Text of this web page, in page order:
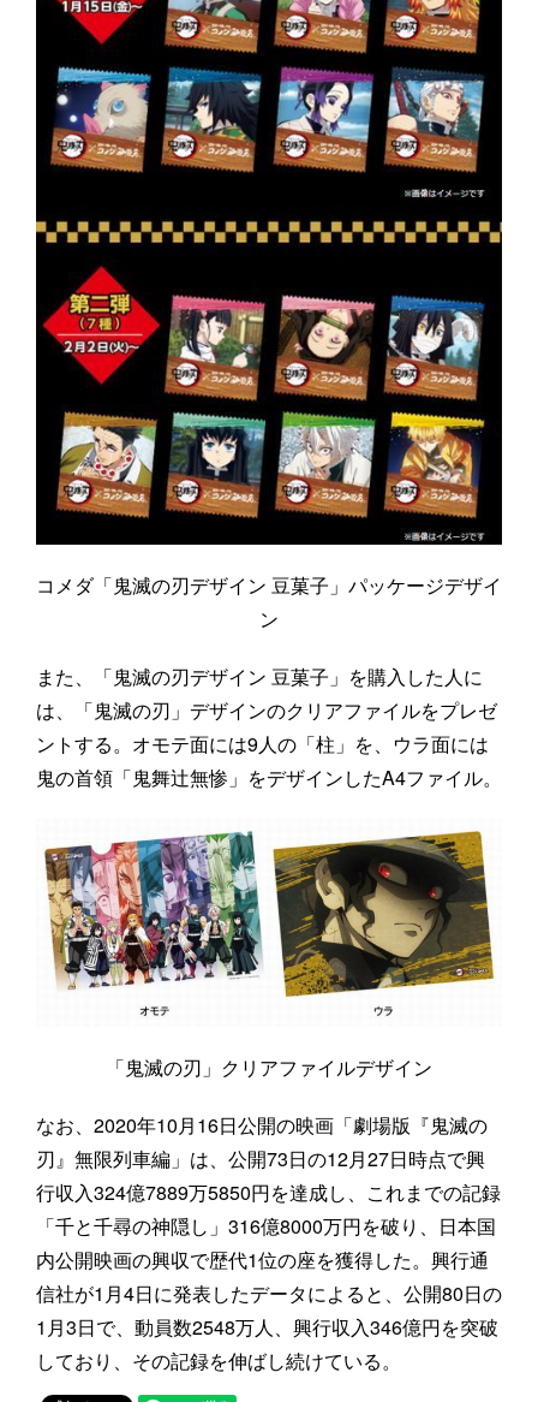
コメダ「鬼滅の刃デザイン 豆菓子」パッケージデザイ
ン
また、「鬼滅の刃デザイン 豆菓子」を購入した人に
は、「鬼滅の刃」デザインのクリアファイルをプレゼ
ントする。オモテ面には9人の「柱」を、ウラ面には
鬼の首領「鬼舞辻無惨」をデザインしたA4ファイル。
「鬼滅の刃」クリアファイルデザイン
なお、2020年10月16日公開の映画「劇場版『鬼滅の
刃』無限列車編」は、公開73日の12月27日時点で興
行収入324億7889万5850円を達成し、これまでの記録
「千と千尋の神隠し」316億8000万円を破り、日本国
内公開映画の興収で歴代1位の座を獲得した。興行通
信社が1月4日に発表したデータによると、公開80日の
1月3日で、動員数2548万人、興行収入346億円を突破
しており、その記録を伸ばし続けている。